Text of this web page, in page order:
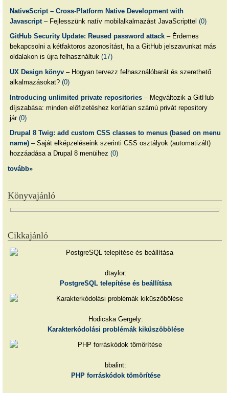
NativeScript – Cross-Platform Native Development with
Javascript– Fejlesszünk natív mobilalkalmazást JavaScripttel (0)
GitHub Security Update: Reused password attack– Érdemes
bekapcsolni a kétfaktoros azonosítást, ha a GitHub jelszavunkat más
oldalakon is újra felhasználtuk (17)
UX Design könyv– Hogyan tervezz felhasználóbarát és szerethető
alkalmazásokat? (0)
Introducing unlimited private repositories– Megváltozik a GitHub
díjszabása: minden előfizetéshez korlátlan számú privát repository
jár (0)
Drupal 8 Twig: add custom CSS classes to menus (based on menu
name)– Saját elképzeléseink szerinti CSS osztályok (automatizált)
hozzáadása a Drupal 8 menüihez (0)
tovább»
Könyvajánló
Cikkajánló
dtaylor:
PostgreSQL telepítése és beállítása
Hodicska Gergely:
Karakterkódolási problémák kiküszöbölése
bbalint:
PHP forráskódok tömörítése